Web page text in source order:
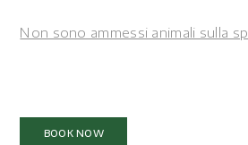
Non sono ammessi animali sulla
BOOK NOW